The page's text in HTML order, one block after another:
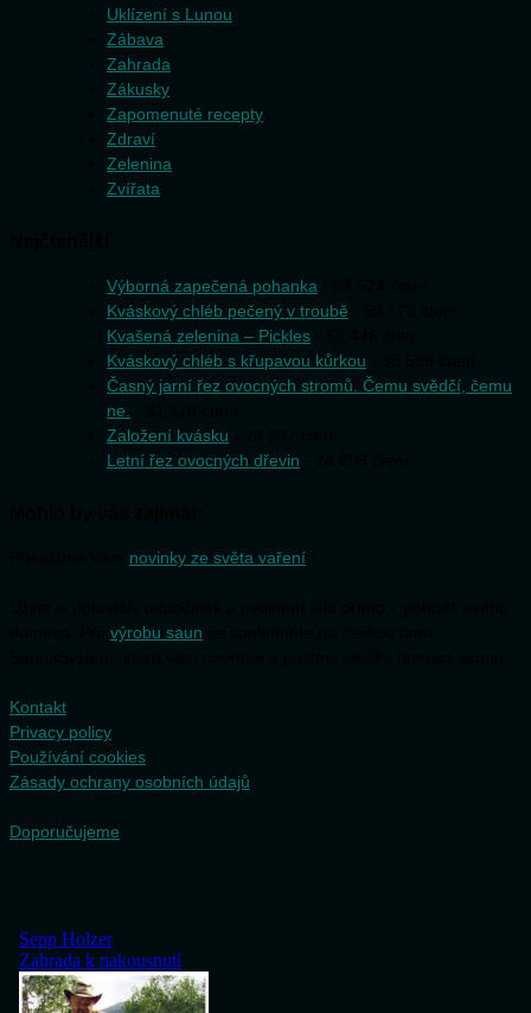
Uklízení s Lunou
Zábava
Zahrada
Zákusky
Zapomenuté recepty
Zdraví
Zelenina
Zvířata
Výborná zapečená pohanka
Kváskový chléb pečený v troubě
Kvašená zelenina – Pickles
Kváskový chléb s křupavou kůrkou
Časný jarní řez ovocných stromů. Čemu svědčí, čemu
ne.
Založení kvásku
Letní řez ovocných dřevin
novinky ze světa vaření
výrobu saun
Kontakt
Privacy policy
Používání cookies
Zásady ochrany osobních údajů
Doporučujeme